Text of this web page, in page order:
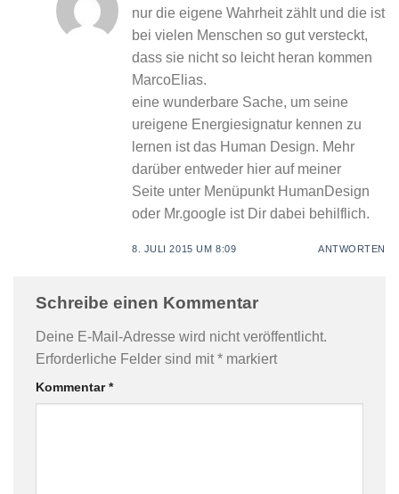
nur die eigene Wahrheit zählt und die ist
bei vielen Menschen so gut versteckt,
dass sie nicht so leicht heran kommen
MarcoElias.
eine wunderbare Sache, um seine
ureigene Energiesignatur kennen zu
lernen ist das Human Design. Mehr
darüber entweder hier auf meiner
Seite unter Menüpunkt HumanDesign
oder Mr.google ist Dir dabei behilflich.
8. JULI 2015 UM 8:09 ANTWORTEN
Schreibe einen Kommentar
Deine E-Mail-Adresse wird nicht veröffentlicht.
Erforderliche Felder sind mit* markiert
Kommentar*